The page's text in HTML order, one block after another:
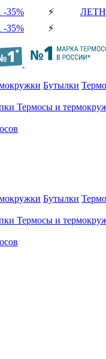
⚡
⚡
Бутылки
Термосы и
Бутылки
Термосы и